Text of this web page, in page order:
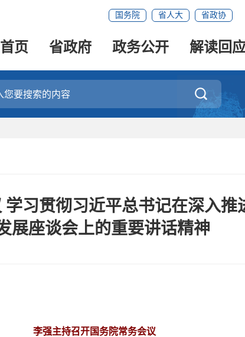
国务院 省人大 省政协
首页 省政府 政务公开 解读回

习贯彻习近平总书记在深入推
展座谈会上的重要讲话精神
李强主持召开国务院常务会议